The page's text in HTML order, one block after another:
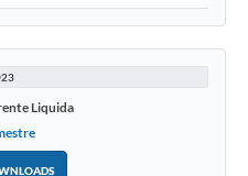
Liquida